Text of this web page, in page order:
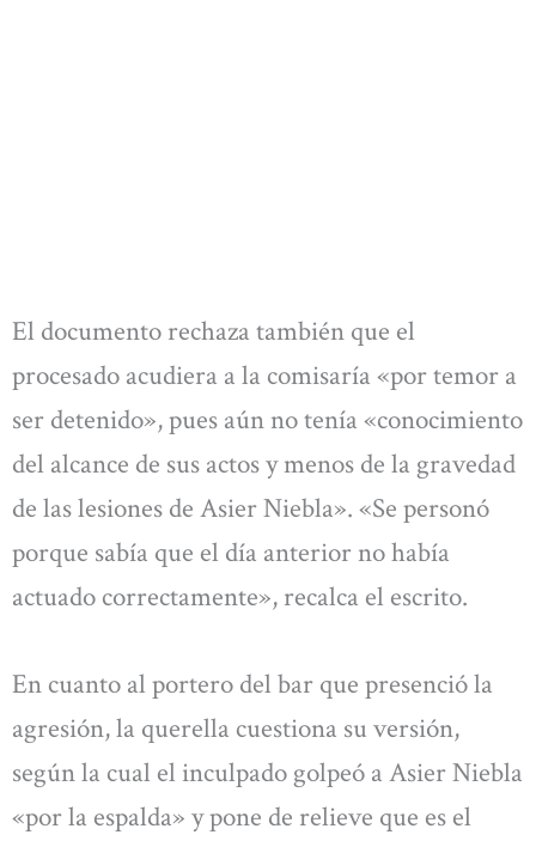
El documento rechaza también que el
procesado acudiera a la comisaría «por temor a
ser detenido», pues aún no tenía «conocimiento
del alcance de sus actos y menos de la gravedad
de las lesiones de Asier Niebla». «Se personó
porque sabía que el día anterior no había
actuado correctamente», recalca el escrito.
En cuanto al portero del bar que presenció la
agresión, la querella cuestiona su versión,
según la cual el inculpado golpeó a Asier Niebla
«por la espalda» y pone de relieve que es el